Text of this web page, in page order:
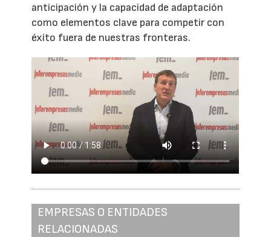
anticipación y la capacidad de adaptación
como elementos clave para competir con
éxito fuera de nuestras fronteras.
EMPRESAS O ENTIDADES
RELACIONADAS